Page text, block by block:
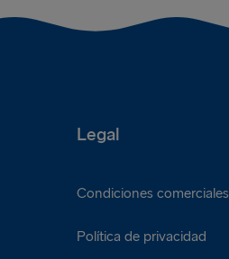
Legal
Condiciones comerciales
Política de privacidad